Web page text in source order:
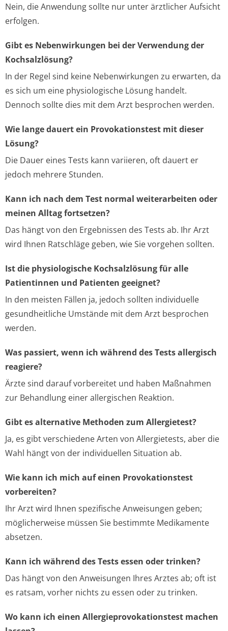
Nein, die Anwendung sollte nur unter ärztlicher Aufsicht
erfolgen.
Gibt es Nebenwirkungen bei der Verwendung der
Kochsalzlösung?
In der Regel sind keine Nebenwirkungen zu erwarten, da
es sich um eine physiologische Lösung handelt.
Dennoch sollte dies mit dem Arzt besprochen werden.
Wie lange dauert ein Provokationstest mit dieser
Lösung?
Die Dauer eines Tests kann variieren, oft dauert er
jedoch mehrere Stunden.
Kann ich nach dem Test normal weiterarbeiten oder
meinen Alltag fortsetzen?
Das hängt von den Ergebnissen des Tests ab. Ihr Arzt
wird Ihnen Ratschläge geben, wie Sie vorgehen sollten.
Ist die physiologische Kochsalzlösung für alle
Patientinnen und Patienten geeignet?
In den meisten Fällen ja, jedoch sollten individuelle
gesundheitliche Umstände mit dem Arzt besprochen
werden.
Was passiert, wenn ich während des Tests allergisch
reagiere?
Ärzte sind darauf vorbereitet und haben Maßnahmen
zur Behandlung einer allergischen Reaktion.
Gibt es alternative Methoden zum Allergietest?
Ja, es gibt verschiedene Arten von Allergietests, aber die
Wahl hängt von der individuellen Situation ab.
Wie kann ich mich auf einen Provokationstest
vorbereiten?
Ihr Arzt wird Ihnen spezifische Anweisungen geben;
möglicherweise müssen Sie bestimmte Medikamente
absetzen.
Kann ich während des Tests essen oder trinken?
Das hängt von den Anweisungen Ihres Arztes ab; oft ist
es ratsam, vorher nichts zu essen oder zu trinken.
Wo kann ich einen Allergieprovokationstest machen